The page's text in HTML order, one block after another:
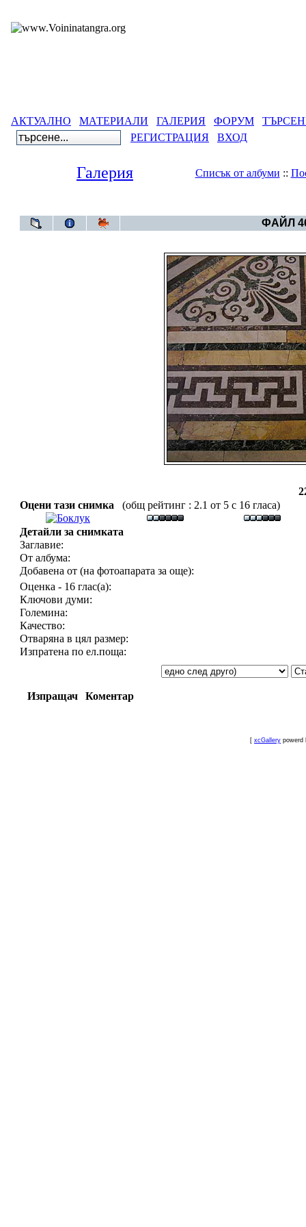
АКТУАЛНО МАТЕРИАЛИ ГАЛЕРИЯ ФОРУМ
РЕГИСТРАЦИЯ
ВХОД
Галерия Списък от албуми ::
ФАЙЛ
Оцени тази снимка
(общ рейтинг : 2.1 от 5 с 16 гласа)
Детайли за снимката
Заглавие:
От албума:
Добавена от (на фотоапарата за още):
Оценка - 16 глас(а):
Ключови думи:
Големина:
Качество:
Отваряна в цял размер:
Изпратена по ел.поща:
Изпращач Коментар
[ xcGallery